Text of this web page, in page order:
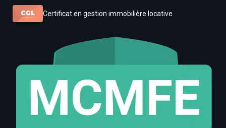
Certificat en gestion immobilière locative